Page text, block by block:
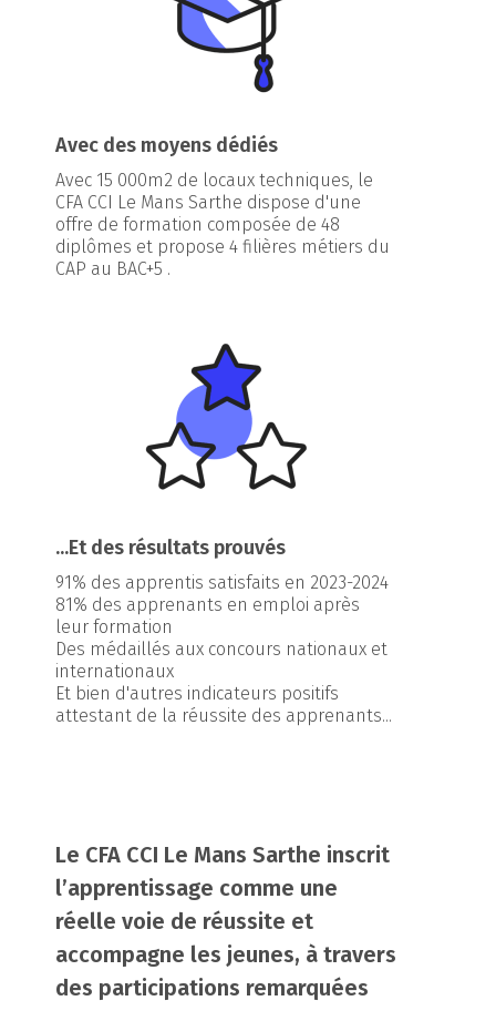
Avec des moyens dédiés
Avec 15 000m2 de locaux techniques, le
CFA CCI Le Mans Sarthe dispose d'une
offre de formation composée de 48
diplômes et propose 4 filières métiers du
CAP au BAC+5 .
...Et des résultats prouvés
91% des apprentis satisfaits en 2023-2024
81% des apprenants en emploi après
leur formation
Des médaillés aux concours nationaux et
internationaux
Et bien d'autres indicateurs positifs
attestant de la réussite des apprenants...
Le CFA CCI Le Mans Sarthe inscrit
l’apprentissage comme une
réelle voie de réussite et
accompagne les jeunes, à travers
des participations remarquées